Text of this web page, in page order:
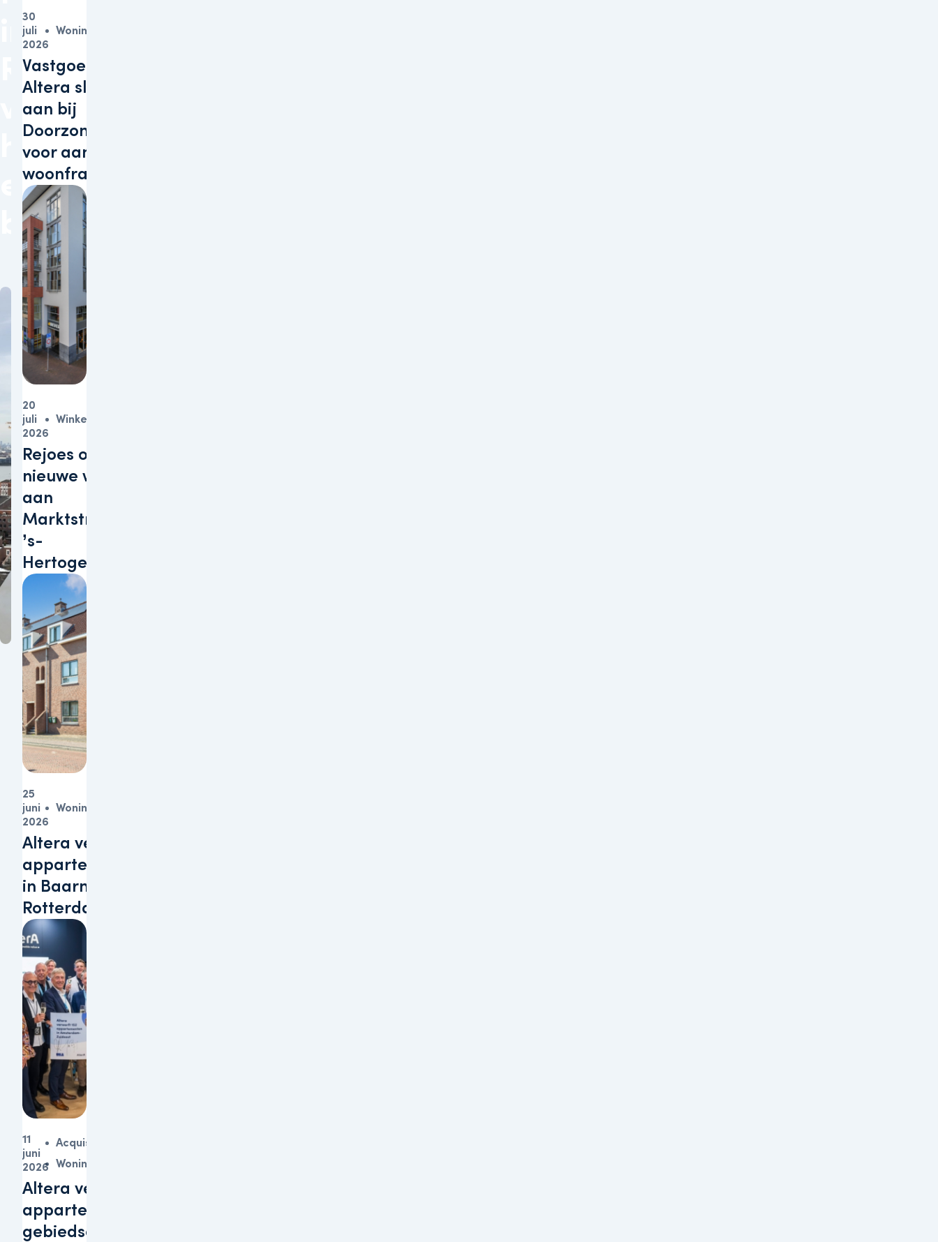
in
Rotterdam
verwelkomt
haar
eerste
bewoners
Vastgoedbelegger
Altera sluit zich
aan bij
Doorzonconvenant
voor aanpak
woonfraude
30
juli
2026
Woningen
Rejoes opent
nieuwe winkel
aan
Marktstraat in
’s-
Hertogenbosch
20
juli
2026
Winkels
Altera verkoopt
appartementen
in Baarn en
Rotterdam
25
juni
2026
Woningen
Altera verwerft 152
appartementen in
gebiedsontwikkeling
11
juni
2026
Acquisitie
Woningen